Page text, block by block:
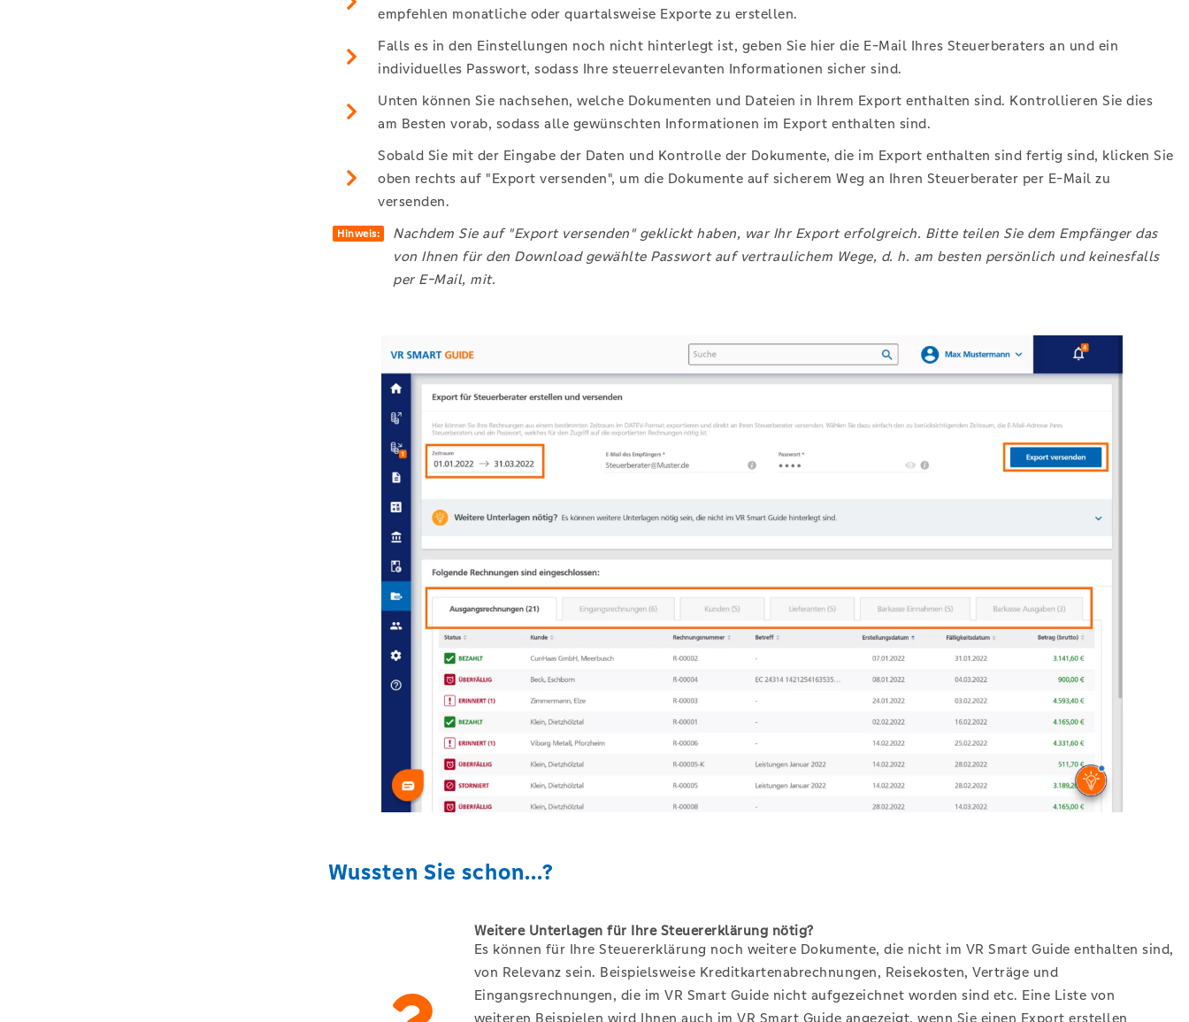
empfehlen monatliche oder quartalsweise Exporte zu erstellen.
Falls es in den Einstellungen noch nicht hinterlegt ist, geben Sie hier die E-Mail Ihres Steuerberaters an und ein
individuelles Passwort, sodass Ihre steuerrelevanten Informationen sicher sind.
Unten können Sie nachsehen, welche Dokumenten und Dateien in Ihrem Export enthalten sind. Kontrollieren Sie dies
am Besten vorab, sodass alle gewünschten Informationen im Export enthalten sind.
Sobald Sie mit der Eingabe der Daten und Kontrolle der Dokumente, die im Export enthalten sind fertig sind, klicken Sie
oben rechts auf "Export versenden", um die Dokumente auf sicherem Weg an Ihren Steuerberater per E-Mail zu
versenden.
Nachdem Sie auf "Export versenden" geklickt haben, war Ihr Export erfolgreich. Bitte teilen Sie dem Empfänger das
von Ihnen für den Download gewählte Passwort auf vertraulichem Wege, d. h. am besten persönlich und keinesfalls
per E-Mail, mit.
Hinweis:
Wussten Sie schon...?
Weitere Unterlagen für Ihre Steuererklärung nötig?
Es können für Ihre Steuererklärung noch weitere Dokumente, die nicht im VR Smart Guide enthalten sind,
von Relevanz sein. Beispielsweise Kreditkartenabrechnungen, Reisekosten, Verträge und
Eingangsrechnungen, die im VR Smart Guide nicht aufgezeichnet worden sind etc. Eine Liste von
weiteren Beispielen wird Ihnen auch im VR Smart Guide angezeigt, wenn Sie einen Export erstellen